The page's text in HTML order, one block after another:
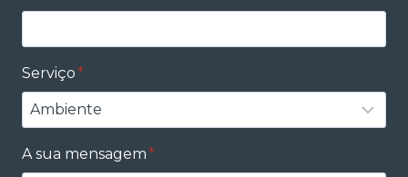
Serviço*
A sua mensagem*